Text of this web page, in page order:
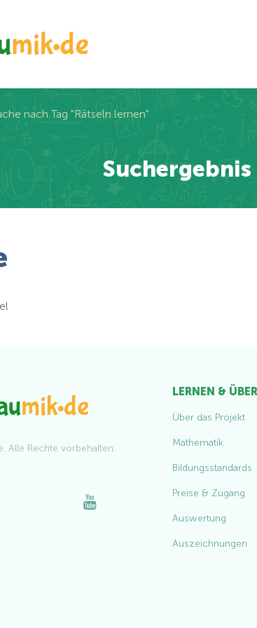
nach Tag "Rätseln lernen"
Alle Rechte vorbehalten.
LERNEN &
Über das Projekt
Mathematik
Bildungsstandards
Preise & Zugang
Auswertung
Auszeichnungen